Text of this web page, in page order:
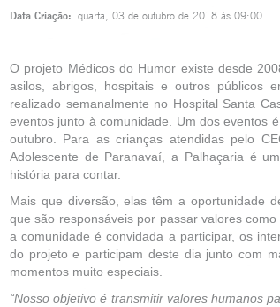
Data Criação: quarta, 03 de outubro de 2018 às 09:00
O projeto Médicos do Humor existe desde
asilos, abrigos, hospitais e outros públicos
realizado semanalmente no Hospital Santa
eventos junto à comunidade. Um dos eventos
outubro. Para as crianças atendidas pelo
Adolescente de Paranavaí, a Palhaçaria é
história para contar.
Mais que diversão, elas têm a oportunidade
que são responsáveis por passar valores
a comunidade é convidada a participar, os
do projeto e participam deste dia junto com
momentos muito especiais.
“Nosso objetivo é transmitir valores humanos